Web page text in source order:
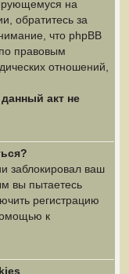
на
обратитесь за
что phpBB
правовым
отношений,
акт не
заблокировал ваш
вы пытаетесь
регистрацию
к